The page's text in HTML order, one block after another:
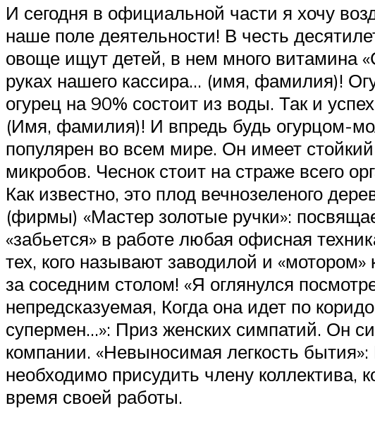
И сегодня в официальной части я хочу
наше поле деятельности! В честь
овоще ищут детей, в нем много витамина
руках нашего кассира… (имя, фамилия)!
огурец на 90% состоит из воды. Так и
(Имя, фамилия)! И впредь будь огурцом-
популярен во всем мире. Он имеет
микробов. Чеснок стоит на страже всего
Как известно, это плод вечнозеленого
(фирмы) «Мастер золотые ручки»:
«забьется» в работе любая офисная
тех, кого называют заводилой и
за соседним столом! «Я оглянулся
непредсказуемая, Когда она идет по
супермен…»: Приз женских симпатий. Он
компании. «Невыносимая легкость
необходимо присудить члену
время своей работы.